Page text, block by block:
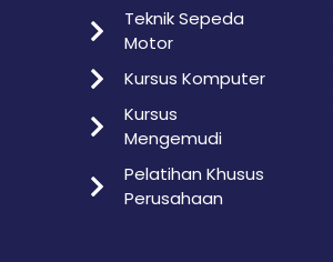
Teknik Sepeda
Motor
Kursus Komputer
Kursus
Mengemudi
Pelatihan Khusus
Perusahaan